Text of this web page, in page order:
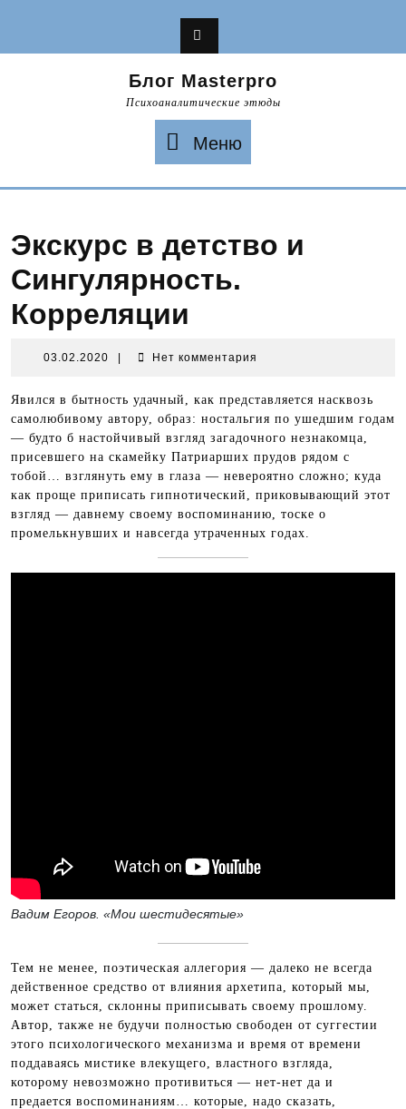
Блог Masterpro
Психоаналитические этюды
Меню
Экскурс в детство и
Сингулярность.
Корреляции
03.02.2020 03.02.2020Нет комментария
Явился в бытность удачный, как представляется насквозь
самолюбивому автору, образ: ностальгия по ушедшим годам
— будто б настойчивый взгляд загадочного незнакомца,
присевшего на скамейку Патриарших прудов рядом с
тобой… взглянуть ему в глаза — невероятно сложно; куда
как проще приписать гипнотический, приковывающий этот
взгляд — давнему своему воспоминанию, тоске о
промелькнувших и навсегда утраченных годах.
Вадим Егоров. «Мои шестидесятые»
Тем не менее, поэтическая аллегория — далеко не всегда
действенное средство от влияния архетипа, который мы,
может статься, склонны приписывать своему прошлому.
Автор, также не будучи полностью свободен от суггестии
этого психологического механизма и время от времени
поддаваясь мистике влекущего, властного взгляда,
которому невозможно противиться — нет-нет да и
предается воспоминаниям… которые, надо сказать,